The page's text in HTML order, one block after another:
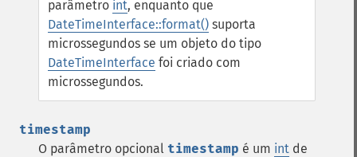
parâmetro int, enquanto que
DateTimeInterface::format() suporta
microssegundos se um objeto do tipo
DateTimeInterface foi criado com
microssegundos.
timestamp
O parâmetro opcional timestamp é um int de